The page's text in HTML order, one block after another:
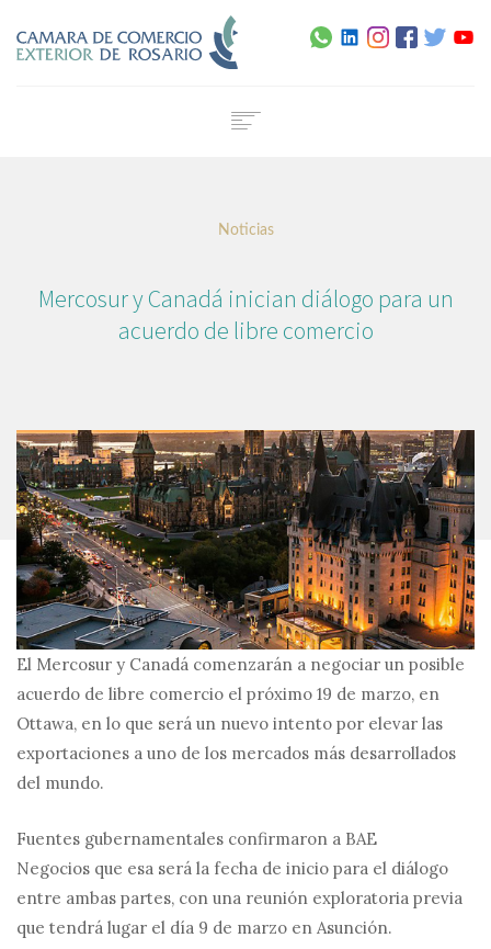
Noticias
Certificado de Origen Digital
Noticias
Mercosur y Canadá inician diálogo para un
acuerdo de libre comercio
El Mercosur y Canadá comenzarán a negociar un posible
acuerdo de libre comercio el próximo 19 de marzo, en
Ottawa, en lo que será un nuevo intento por elevar las
exportaciones a uno de los mercados más desarrollados
del mundo.
Fuentes gubernamentales confirmaron a BAE
Negocios que esa será la fecha de inicio para el diálogo
entre ambas partes, con una reunión exploratoria previa
que tendrá lugar el día 9 de marzo en Asunción.